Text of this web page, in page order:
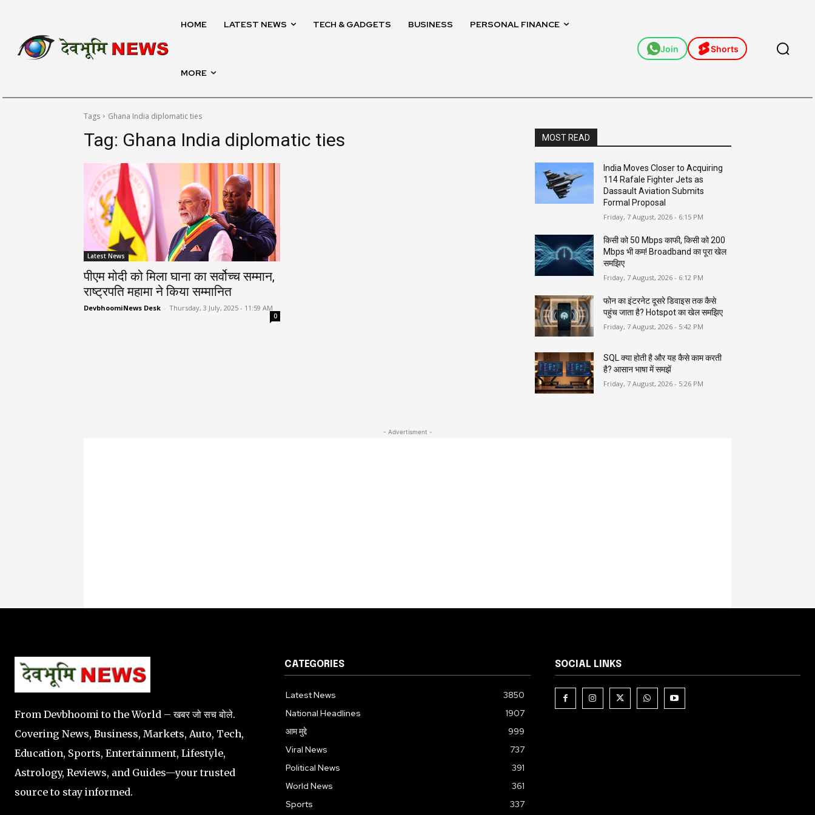
HOME LATEST NEWS TECH & GADGETS BUSINESS PERSONAL FINANCE
MORE
Join Shorts
Tags Ghana India diplomatic ties
Tag: Ghana India diplomatic ties
Latest News
पीएम मोदी को मिला घाना का सर्वोच्च सम्मान,
राष्ट्रपति महामा ने किया सम्मानित
DevbhoomiNews Desk - Thursday, 3 July, 2025 - 11:59 AM
0
MOST READ
India Moves Closer to Acquiring
114 Rafale Fighter Jets as
Dassault Aviation Submits
Formal Proposal
Friday, 7 August, 2026 - 6:15 PM
किसी को 50 Mbps काफी, किसी को 200
Mbps भी कम! Broadband का पूरा खेल
समझिए
Friday, 7 August, 2026 - 6:12 PM
फोन का इंटरनेट दूसरे डिवाइस तक कैसे
पहुंच जाता है? Hotspot का खेल समझिए
Friday, 7 August, 2026 - 5:42 PM
SQL क्या होती है और यह कैसे काम करती
है? आसान भाषा में समझें
Friday, 7 August, 2026 - 5:26 PM
- Advertisment -
From Devbhoomi to the World – खबर जो सच बोले.
Covering News, Business, Markets, Auto, Tech,
Education, Sports, Entertainment, Lifestyle,
Astrology, Reviews, and Guides—your trusted
source to stay informed.
CATEGORIES
Latest News
3850
National Headlines
1907
आम मुद्दे
999
Viral News
737
Political News
391
World News
361
Sports
337
SOCIAL LINKS